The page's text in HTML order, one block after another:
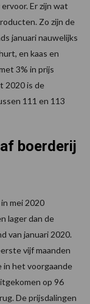
Er zijn wat
Zo zijn de
januari nauwelijks
en kaas en
3% in prijs
2020 is de
111 en 113
boerderij
mei 2020
lager dan de
van januari 2020.
vijf maanden
in het voorgaande
op 96
De prijsdalingen